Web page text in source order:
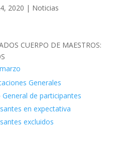
2020 | Noticias
CUERPO DE MAESTROS:
Generales
de participantes
en expectativa
excluidos